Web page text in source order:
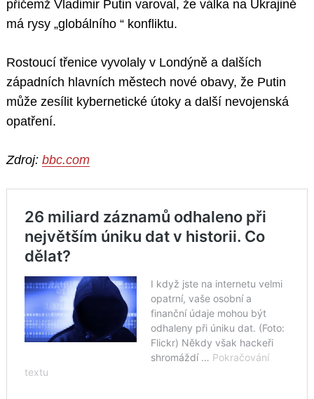
přičemž Vladimir Putin varoval, že válka na Ukrajině
má rysy „globálního “ konfliktu.
Rostoucí třenice vyvolaly v Londýně a dalších
západních hlavních městech nové obavy, že Putin
může zesílit kybernetické útoky a další nevojenská
opatření.
Zdroj: bbc.com